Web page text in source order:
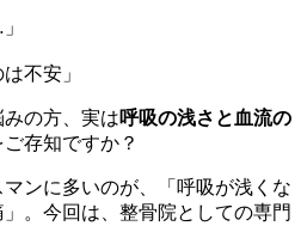
不安」
みの方、実は呼吸の浅さと血流の
存知ですか？
ンに多いのが、「呼吸が浅くな
。今回は、整骨院としての専門